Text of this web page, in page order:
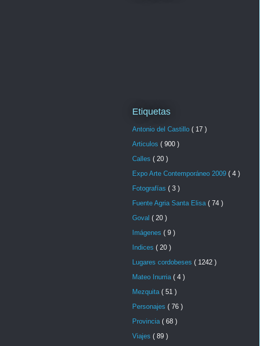
Etiquetas
Antonio del Castillo ( 17 )
Articulos ( 900 )
Calles ( 20 )
Expo Arte Contemporáneo 2009 ( 4 )
Fotografías ( 3 )
Fuente Agria Santa Elisa ( 74 )
Goval ( 20 )
Imágenes ( 9 )
Indices ( 20 )
Lugares cordobeses ( 1242 )
Mateo Inurria ( 4 )
Mezquita ( 51 )
Personajes ( 76 )
Provincia ( 68 )
Viajes ( 89 )